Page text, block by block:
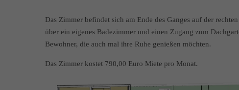
Das Zimmer befindet sich am Ende des Ganges auf der
über ein eigenes Badezimmer und einen Zugang zum
Bewohner, die auch mal ihre Ruhe genießen möchten.
Das Zimmer kostet 790,00 Euro Miete pro Monat.